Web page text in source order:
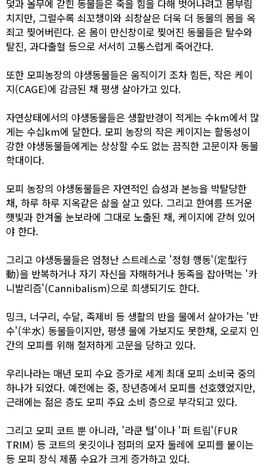
덫과 올무에 갇힌 동물들은 죽을 힘을 다해 벗어나려고 몸부림
치지만, 그럴수록 쇠꼬챙이와 쇠창살은 더욱 더 동물의 몸을 옥
죄고 찢어버린다. 온 몸이 만신창이로 찢어진 동물들은 탈수와
탈진, 과다출혈 등으로 서서히 고통스럽게 죽어간다.
또한 모피농장의 야생동물들은 움직이기 조차 힘든, 작은 케이
지(CAGE)에 감금된 채 평생 살아가고 있다.
자연상태에서의 야생동물들은 생활반경이 적게는 수km에서 많
게는 수십km에 달한다. 모피 농장의 작은 케이지는 활동성이
강한 야생동물들에게는 상상할 수도 없는 끔직한 고문이자 동물
학대이다.
모피 농장의 야생동물들은 자연적인 습성과 본능을 박탈당한
채, 하루 하루 지옥같은 삶을 살고 있다. 그리고 한여름 뜨거운
햇빛과 한겨울 눈보라에 그대로 노출된 채, 케이지에 갇혀 있어
야 한다.
그리고 야생동물들은 엄청난 스트레스로 '정형 행동'(定型行
動)을 반복하거나 자기 자신을 자해하거나 동족을 잡아먹는 '카
니발리즘'(Cannibalism)으로 희생되기도 한다.
밍크, 너구리, 수달, 족제비 등 생활의 반을 물에서 살아가는 '반
수'(半水) 동물들이지만, 평생 물에 가보지도 못한채, 오로지 인
간의 모피를 위해 철저하게 고문을 당하고 있다.
우리나라는 매년 모피 수요 증가로 세계 최대 모피 소비국 중의
하나가 되었다. 예전에는 중, 장년층에서 모피를 선호했었지만,
근래에는 젊은 층도 모피 주요 소비 층으로 부각되고 있다.
그리고 모피 코트 뿐 아니라, '라쿤 털'이나 '퍼 트림'(FUR
TRIM) 등 코트의 옷깃이나 점퍼의 모자 둘레에 모피를 붙이는
등 모피 장식 제품 수요가 크게 증가하고 있다.